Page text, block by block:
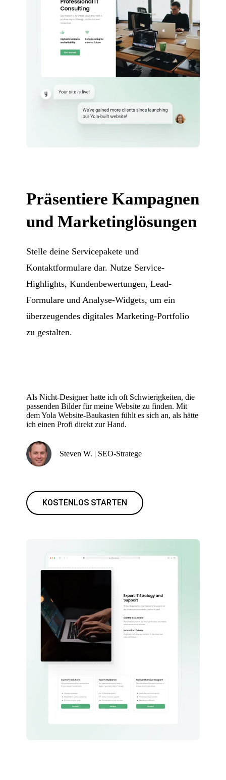
Präsentiere Kampagnen
und Marketinglösungen
Stelle deine Servicepakete und
Kontaktformulare dar. Nutze Service-
Highlights, Kundenbewertungen, Lead-
Formulare und Analyse-Widgets, um ein
überzeugendes digitales Marketing-Portfolio
zu gestalten.
Als Nicht-Designer hatte ich oft Schwierigkeiten, die
passenden Bilder für meine Website zu finden. Mit
dem Yola Website-Baukasten fühlt es sich an, als hätte
ich einen Profi direkt zur Hand.
Steven W. | SEO-Stratege
KOSTENLOS STARTEN